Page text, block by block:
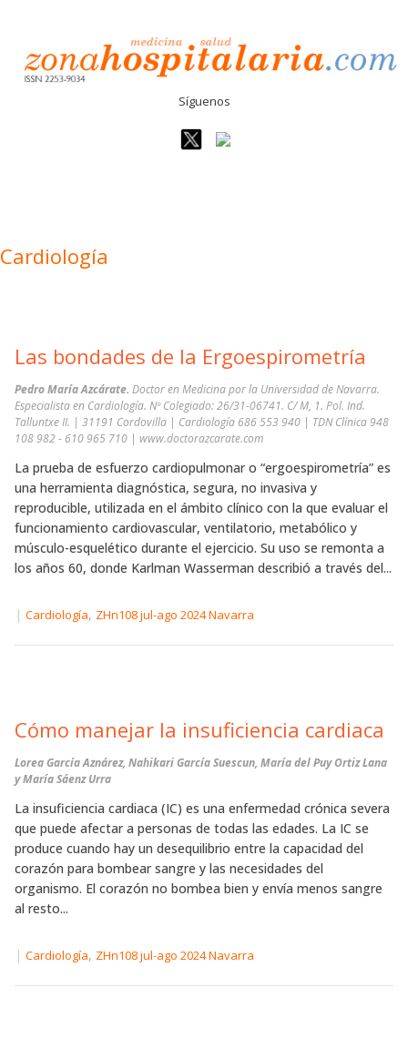
Síguenos
Cardiología
Las bondades de la Ergoespirometría
Pedro María Azcárate. Doctor en Medicina por la Universidad de Navarra.
Especialista en Cardiología. Nº Colegiado: 26/31-06741. C/ M, 1. Pol. Ind.
Talluntxe II. | 31191 Cordovilla | Cardiología 686 553 940 | TDN Clínica 948
108 982 - 610 965 710 | www.doctorazcarate.com
La prueba de esfuerzo cardiopulmonar o “ergoespirometría” es
una herramienta diagnóstica, segura, no invasiva y
reproducible, utilizada en el ámbito clínico con la que evaluar el
funcionamiento cardiovascular, ventilatorio, metabólico y
músculo-esquelético durante el ejercicio. Su uso se remonta a
los años 60, donde Karlman Wasserman describió a través del...
| Cardiología, ZHn108 jul-ago 2024 Navarra
Cómo manejar la insuficiencia cardiaca
Lorea García Aznárez, Nahikari García Suescun, María del Puy Ortiz Lana
y María Sáenz Urra
La insuficiencia cardiaca (IC) es una enfermedad crónica severa
que puede afectar a personas de todas las edades. La IC se
produce cuando hay un desequilibrio entre la capacidad del
corazón para bombear sangre y las necesidades del
organismo. El corazón no bombea bien y envía menos sangre
al resto...
| Cardiología, ZHn108 jul-ago 2024 Navarra